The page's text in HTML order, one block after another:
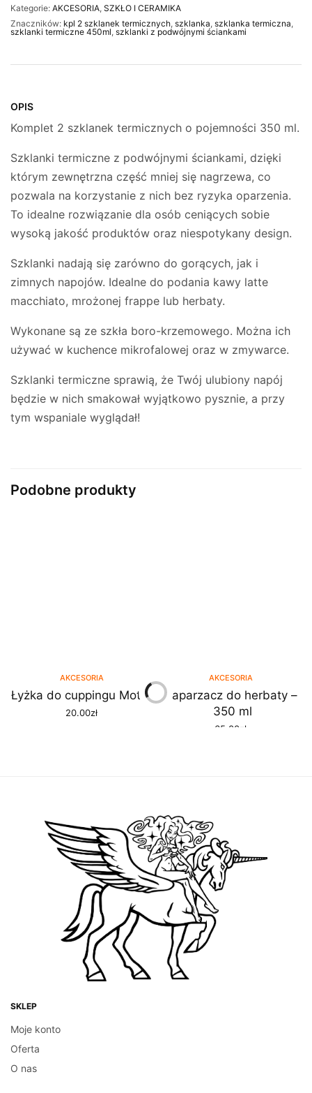
Kategorie: AKCESORIA, SZKŁO I CERAMIKA
Znaczników: kpl 2 szklanek termicznych, szklanka, szklanka termiczna,
szklanki termiczne 450ml, szklanki z podwójnymi ściankami
OPIS
Komplet 2 szklanek termicznych o pojemności 350 ml.
Szklanki termiczne z podwójnymi ściankami, dzięki
którym zewnętrzna część mniej się nagrzewa, co
pozwala na korzystanie z nich bez ryzyka oparzenia.
To idealne rozwiązanie dla osób ceniących sobie
wysoką jakość produktów oraz niespotykany design.
Szklanki nadają się zarówno do gorących, jak i
zimnych napojów. Idealne do podania kawy latte
macchiato, mrożonej frappe lub herbaty.
Wykonane są ze szkła boro-krzemowego. Można ich
używać w kuchence mikrofalowej oraz w zmywarce.
Szklanki termiczne sprawią, że Twój ulubiony napój
będzie w nich smakował wyjątkowo pysznie, a przy
tym wspaniale wyglądał!
Podobne produkty
AKCESORIA
Łyżka do cuppingu Motta
20.00zł
AKCESORIA
Zaparzacz do herbaty –
350 ml
65.00 zł
AKCESORIA
Kawiarka ciśnieniowa ze
stali nierdzewnej –
300ml
80.00 zł
DODAJ DO KOSZYKA
AKCESORIA
Filtr wody do ekspresów
NIVONA – 3szt.
SKLEP
Moje konto
Oferta
O nas